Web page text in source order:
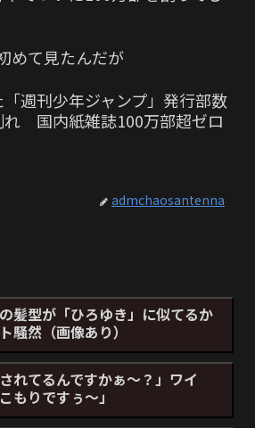
めて見たんだが
週刊少年ジャンプ」発行部数
れ 国内紙雑誌100万部超ゼロ
admchaosantenna
髪型が「ひろゆき」に似てるか
騒然（画像あり）
れてるんですかぁ～？」ワイ
もりですぅ～」